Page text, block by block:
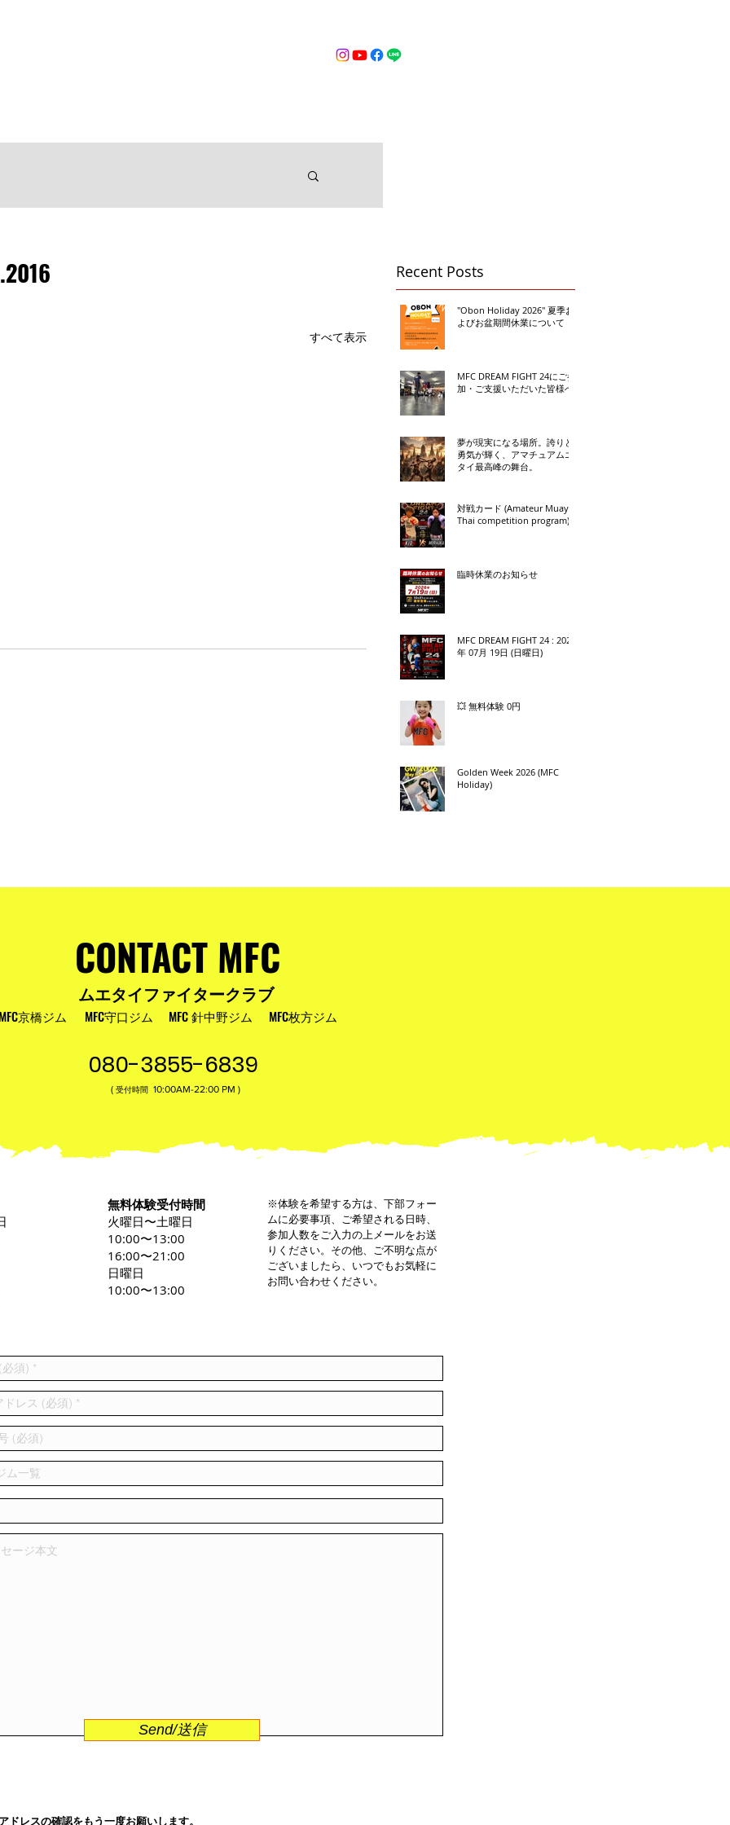
すべて表示
Recent Posts
"Obon Holiday 2026" 夏季お
よびお盆期間休業について
MFC DREAM FIGHT 24にご参
加・ご支援いただいた皆様へ
夢が現実になる場所。誇りと
勇気が輝く、アマチュアムエ
タイ最高峰の舞台。
対戦カード (Amateur Muay
Thai competition program)
臨時休業のお知らせ
MFC DREAM FIGHT 24 : 2026
年 07月 19日 (日曜日)
💥 無料体験 0円
Golden Week 2026 (MFC
Holiday)
CONTACT MFC
ムエタイファイタークラブ
MFC京橋ジム MFC守口ジム MFC枚方ジム
MFC 針中野ジム
080-3855-6839
( 受付時間 10:00AM-22:00​ PM )
無料体験受付時間
火曜日〜土曜日
10:00〜13:00
16:00〜21:00
日曜日
10:00〜13:00
※体験を希望する方は、下部フォー
ムに必要事項、ご希望される日時、
参加人数をご入力の上メールをお送
りください。その他、ご不明な点が
ございましたら、いつでもお気軽に
お問い合わせください。
Send/送信
ドレスの確認をもう一度お願いします。